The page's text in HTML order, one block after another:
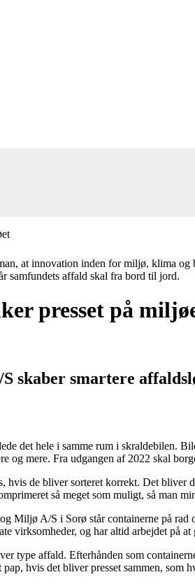
at innovation inden for miljø, klima
samfundets affald skal fra bord til jord.
presset på
skaber smartere
det hele i samme rum i skraldebilen.
og mere. Fra udgangen af 2022 skal
hvis de bliver sorteret korrekt. Det
så meget som muligt, så man
Miljø A/S i Sorø står containerne på
virksomheder, og har altid arbejdet på at
type affald. Efterhånden som
pap, hvis det bliver presset sammen,